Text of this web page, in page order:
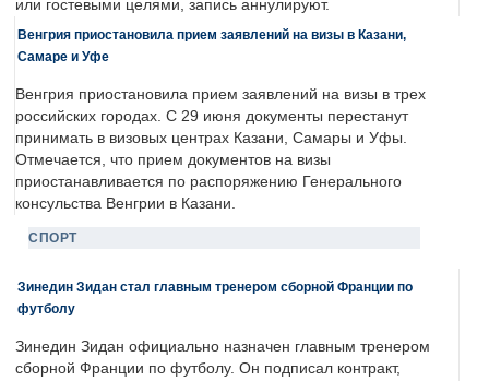
или гостевыми целями, запись аннулируют.
Венгрия приостановила прием заявлений на визы в Казани,
Самаре и Уфе
Венгрия приостановила прием заявлений на визы в трех
российских городах. С 29 июня документы перестанут
принимать в визовых центрах Казани, Самары и Уфы.
Отмечается, что прием документов на визы
приостанавливается по распоряжению Генерального
консульства Венгрии в Казани.
СПОРТ
Зинедин Зидан стал главным тренером сборной Франции по
футболу
Зинедин Зидан официально назначен главным тренером
сборной Франции по футболу. Он подписал контракт,